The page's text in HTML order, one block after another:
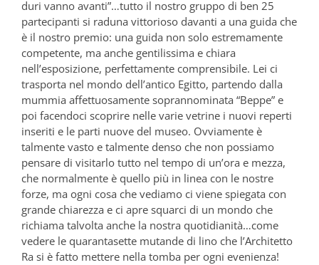
duri vanno avanti”…tutto il nostro gruppo di ben 25
partecipanti si raduna vittorioso davanti a una guida che
è il nostro premio: una guida non solo estremamente
competente, ma anche gentilissima e chiara
nell’esposizione, perfettamente comprensibile. Lei ci
trasporta nel mondo dell’antico Egitto, partendo dalla
mummia affettuosamente soprannominata “Beppe” e
poi facendoci scoprire nelle varie vetrine i nuovi reperti
inseriti e le parti nuove del museo. Ovviamente è
talmente vasto e talmente denso che non possiamo
pensare di visitarlo tutto nel tempo di un’ora e mezza,
che normalmente è quello più in linea con le nostre
forze, ma ogni cosa che vediamo ci viene spiegata con
grande chiarezza e ci apre squarci di un mondo che
richiama talvolta anche la nostra quotidianità…come
vedere le quarantasette mutande di lino che l’Architetto
Ra si è fatto mettere nella tomba per ogni evenienza!